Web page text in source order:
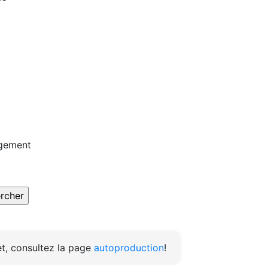
consultez la page autoproduction!